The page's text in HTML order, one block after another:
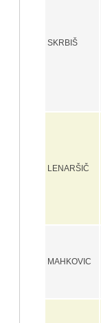
SKRBIŠ
LENARŠIČ
MAHKOVIC